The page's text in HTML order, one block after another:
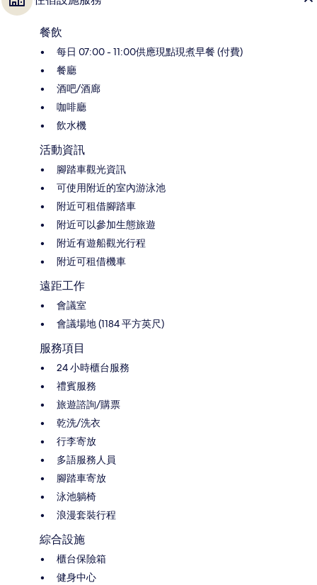
餐飲
每日 07:00 - 11:00供應現點現煮早餐 (付費)
餐廳
酒吧/酒廊
咖啡廳
飲水機
活動資訊
腳踏車觀光資訊
可使用附近的室內游泳池
附近可租借腳踏車
附近可以參加生態旅遊
附近有遊船觀光行程
附近可租借機車
遠距工作
會議室
會議場地 (1184 平方英尺)
服務項目
24 小時櫃台服務
禮賓服務
旅遊諮詢/購票
乾洗/洗衣
行李寄放
多語服務人員
腳踏車寄放
泳池躺椅
浪漫套裝行程
綜合設施
櫃台保險箱
健身中心